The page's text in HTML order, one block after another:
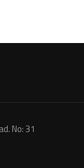
No: 31